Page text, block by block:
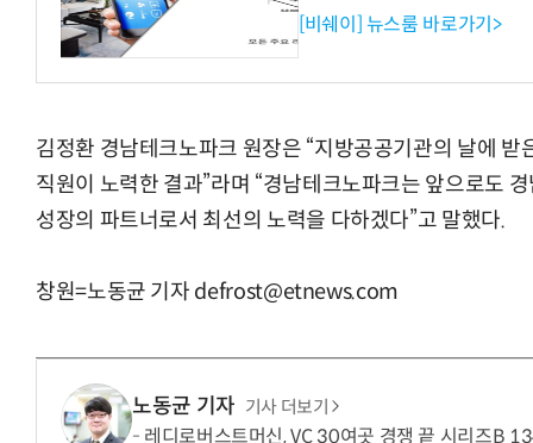
[비쉐이] 뉴스룸 바로가기>
김정환 경남테크노파크 원장은 “지방공공기관의 날에 받
직원이 노력한 결과”라며 “경남테크노파크는 앞으로도
성장의 파트너로서 최선의 노력을 다하겠다”고 말했다.
창원=노동균 기자 defrost@etnews.com
노동균 기자 기사 더보기
레디로버스트머신, VC 30여곳 경쟁 끝 시리즈B